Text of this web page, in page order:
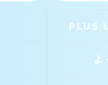
PLUS
よ